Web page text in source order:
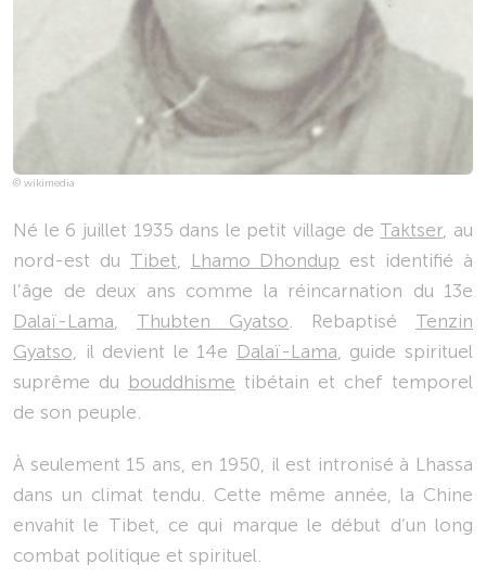
© wikimedia
Né le 6 juillet 1935 dans le petit village de Taktser, au
nord-est du Tibet, Lhamo Dhondup est identifié à
l’âge de deux ans comme la réincarnation du 13e
Dalaï-Lama, Thubten Gyatso. Rebaptisé Tenzin
Gyatso, il devient le 14e Dalaï-Lama, guide spirituel
suprême du bouddhisme tibétain et chef temporel
de son peuple.
À seulement 15 ans, en 1950, il est intronisé à Lhassa
dans un climat tendu. Cette même année, la Chine
envahit le Tibet, ce qui marque le début d’un long
combat politique et spirituel.